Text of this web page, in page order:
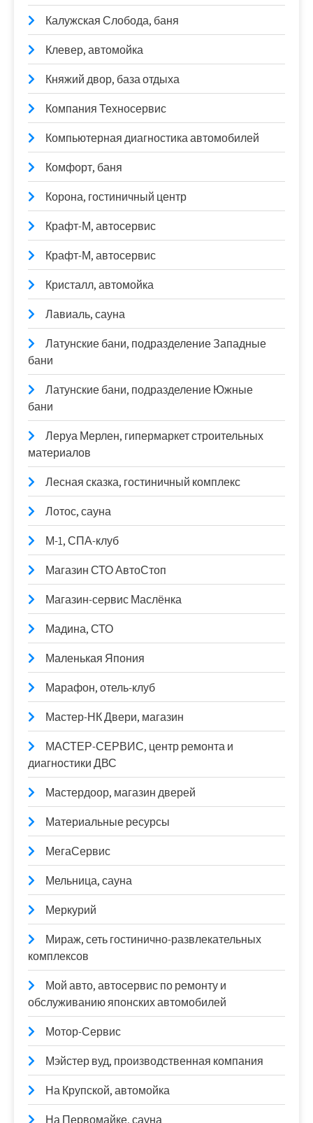
Калужская Слобода, баня
Клевер, автомойка
Княжий двор, база отдыха
Компания Техносервис
Компьютерная диагностика автомобилей
Комфорт, баня
Корона, гостиничный центр
Крафт-М, автосервис
Крафт-М, автосервис
Кристалл, автомойка
Лавиаль, сауна
Латунские бани, подразделение Западные
бани
Латунские бани, подразделение Южные
бани
Леруа Мерлен, гипермаркет строительных
материалов
Лесная сказка, гостиничный комплекс
Лотос, сауна
М-1, СПА-клуб
Магазин СТО АвтоСтоп
Магазин-сервис Маслёнка
Мадина, СТО
Маленькая Япония
Марафон, отель-клуб
Мастер-НК Двери, магазин
МАСТЕР-СЕРВИС, центр ремонта и
диагностики ДВС
Мастердоор, магазин дверей
Материальные ресурсы
МегаСервис
Мельница, сауна
Меркурий
Мираж, сеть гостинично-развлекательных
комплексов
Мой авто, автосервис по ремонту и
обслуживанию японских автомобилей
Мотор-Сервис
Мэйстер вуд, производственная компания
На Крупской, автомойка
На Первомайке, сауна